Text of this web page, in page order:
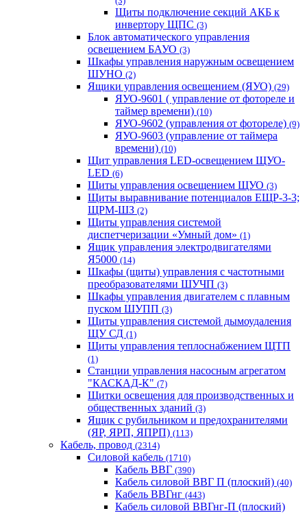
Щиты подключение секций АКБ к
инвертору ЩПС (3)
Блок автоматического управления
освещением БАУО (3)
Шкафы управления наружным освещением
ШУНО (2)
Ящики управления освещением (ЯУО) (29)
ЯУО-9601 ( управление от фотореле и
таймер времени) (10)
ЯУО-9602 (управления от фотореле) (9)
ЯУО-9603 (управление от таймера
времени) (10)
Щит управления LED-освещением ЩУО-
LED (6)
Щиты управления освещением ЩУО (3)
Щиты выравнивание потенциалов ЕЩР-3-3;
ЩРМ-ШЗ (2)
Щиты управления системой
диспетчеризации «Умный дом» (1)
Ящик управления электродвигателями
Я5000 (14)
Шкафы (щиты) управления с частотными
преобразователями ШУЧП (3)
Шкафы управления двигателем с плавным
пуском ШУПП (3)
Щиты управления системой дымоудаления
ЩУ СД (1)
Щиты управления теплоснабжением ЩТП
(1)
Станции управления насосным агрегатом
"КАСКАД-К" (7)
Щитки освещения для производственных и
общественных зданий (3)
Ящик с рубильником и предохранителями
(ЯР, ЯРП, ЯПРП) (113)
Кабель, провод (2314)
Силовой кабель (1710)
Кабель ВВГ (390)
Кабель силовой ВВГ П (плоский) (40)
Кабель ВВГнг (443)
Кабель силовой ВВГнг-П (плоский)